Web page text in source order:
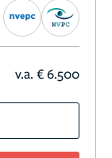
v.a. € 6.500